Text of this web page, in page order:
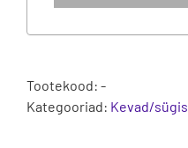
Tootekood: -
Kategooriad: Kevad/sügis